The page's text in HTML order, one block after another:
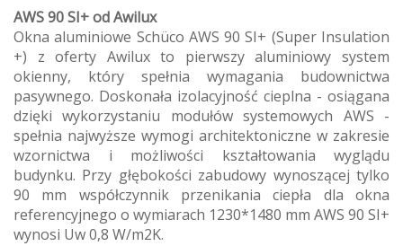
AWS 90 SI+ od Awilux
Okna aluminiowe Schüco AWS 90 SI+ (Super Insulation
+) z oferty Awilux to pierwszy aluminiowy system
okienny, który spełnia wymagania budownictwa
pasywnego. Doskonała izolacyjność cieplna - osiągana
dzięki wykorzystaniu modułów systemowych AWS -
spełnia najwyższe wymogi architektoniczne w zakresie
wzornictwa i możliwości kształtowania wyglądu
budynku. Przy głębokości zabudowy wynoszącej tylko
90 mm współczynnik przenikania ciepła dla okna
referencyjnego o wymiarach 1230*1480 mm AWS 90 SI+
wynosi Uw 0,8 W/m2K.